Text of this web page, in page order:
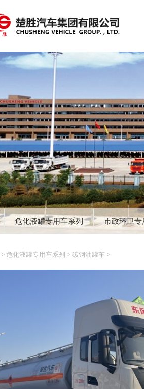
危化液罐专用车系列 市政环卫专
> 危化液罐专用车系列 > 碳钢油罐车 >